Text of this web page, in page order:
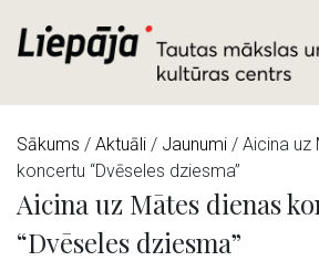
Sākums / Aktuāli / Jaunumi / Aicina uz
koncertu “Dvēseles dziesma”
Aicina uz Mātes dienas
“Dvēseles dziesma”